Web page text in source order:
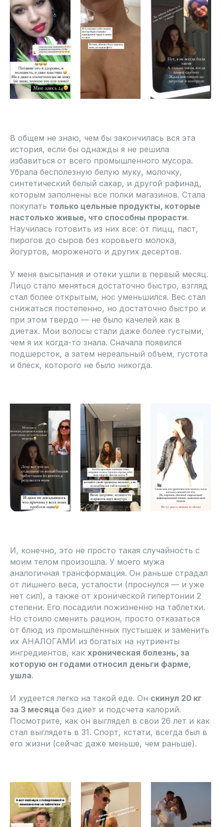
В общем не знаю, чем бы закончилась вся эта
история, если бы однажды я не решила
избавиться от всего промышленного мусора.
Убрала бесполезную белую муку, молочку,
синтетический белый сахар, и другой рафинад,
которым заполнены все полки магазинов. Стала
покупать только цельные продукты, которые
настолько живые, что способны прорасти.
Научилась готовить из них все: от пицц, паст,
пирогов до сыров без коровьего молока,
йогуртов, мороженого и других десертов.
У меня высыпания и отеки ушли в первый месяц.
Лицо стало меняться достаточно быстро, взгляд
стал более открытым, нос уменьшился. Вес стал
снижаться постепенно, но достаточно быстро и
при этом твердо — не было качелей как в
диетах. Мои волосы стали даже более густыми,
чем я их когда-то знала. Сначала появился
подшерсток, а затем нереальный объем, густота
и блеск, которого не было никогда.
И, конечно, это не просто такая случайность с
моим телом произошла. У моего мужа
аналогичная трансформация. Он раньше страдал
от лишнего веса, усталости (проснулся — и уже
нет сил), а также от хронической гипертонии 2
степени. Его посадили пожизненно на таблетки.
Но стоило сменить рацион, просто отказаться
от блюд из промышленных пустышек и заменить
их АНАЛОГАМИ из богатых на нутриенты
ингредиентов, как хроническая болезнь, за
которую он годами относил деньги фарме,
ушла.
И худеется легко на такой еде. Он скинул 20 кг
за 3 месяца без диет и подсчета калорий.
Посмотрите, как он выглядел в свои 26 лет и как
стал выглядеть в 31. Спорт, кстати, всегда был в
его жизни (сейчас даже меньше, чем раньше).